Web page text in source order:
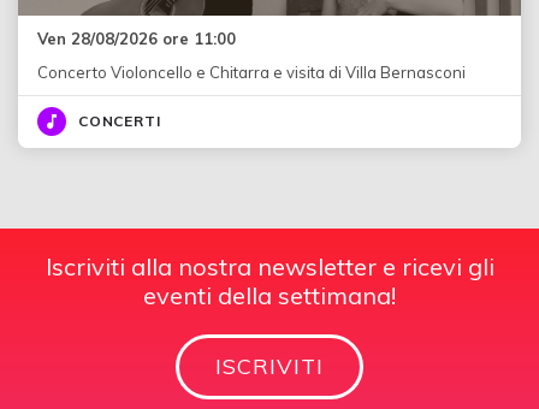
Ven 28/08/2026 ore 11:00
Concerto Violoncello e Chitarra e visita di Villa Bernasconi
CONCERTI
Iscriviti alla nostra newsletter e ricevi gli
eventi della settimana!
ISCRIVITI